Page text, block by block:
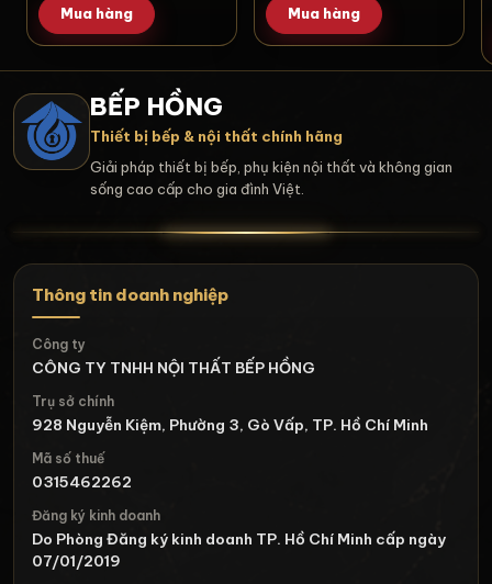
Mua hàng Mua hàng
BẾP HỒNG
Thiết bị bếp & nội thất chính hãng
Giải pháp thiết bị bếp, phụ kiện nội thất và không gian
sống cao cấp cho gia đình Việt.
Thông tin doanh nghiệp
Công ty
CÔNG TY TNHH NỘI THẤT BẾP HỒNG
Trụ sở chính
928 Nguyễn Kiệm, Phường 3, Gò Vấp, TP. Hồ Chí Minh
Mã số thuế
0315462262
Đăng ký kinh doanh
Do Phòng Đăng ký kinh doanh TP. Hồ Chí Minh cấp ngày
07/01/2019